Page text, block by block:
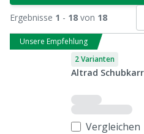
Ergebnisse 1 - 18 von 18
Unsere Empfehlung
2 Varianten
Altrad
Vergleichen